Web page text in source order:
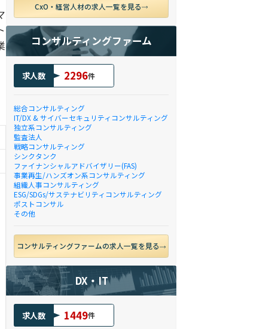
CxO・経営人材の求人一覧を見る
コンサルティングファーム
求人数 2296件
総合コンサルティング
IT/DX & サイバーセキュリティコンサルティング
独立系コンサルティング
監査法人
戦略コンサルティング
シンクタンク
ファイナンシャルアドバイザリー(FAS)
事業再生/ハンズオン系コンサルティング
組織人事コンサルティング
ESG/SDGs/サステナビリティコンサルティング
ポストコンサル
その他
コンサルティングファームの求人一覧を見る
DX・IT
求人数 1449件